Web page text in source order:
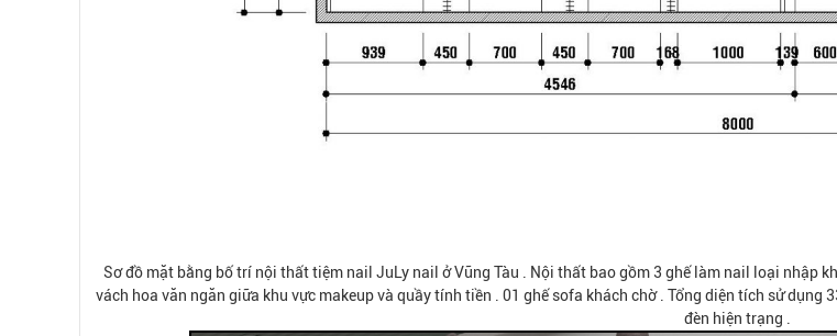
Sơ đồ mặt bằng bố trí nội thất tiệm nail JuLy nail ở Vũng Tàu . Nội thất bao gồm 3 ghế làm nail loại nhập
vách hoa văn ngăn giữa khu vực makeup và quầy tính tiền . 01 ghế sofa khách chờ . Tổng diện tích sử
đèn hiện trạng .